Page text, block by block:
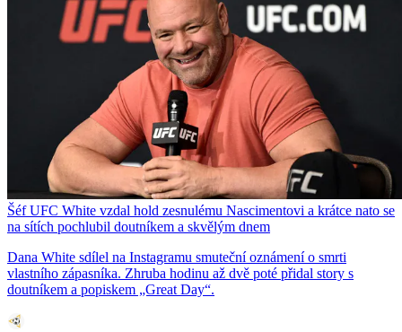
Šéf UFC White vzdal hold zesnulému Nascimentovi a krátce nato se
na sítích pochlubil doutníkem a skvělým dnem
Dana White sdílel na Instagramu smuteční oznámení o smrti
vlastního zápasníka. Zhruba hodinu až dvě poté přidal story s
doutníkem a popiskem „Great Day“.